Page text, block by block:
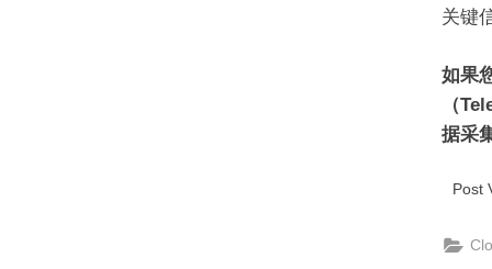
关键
如果
（
据采
Post